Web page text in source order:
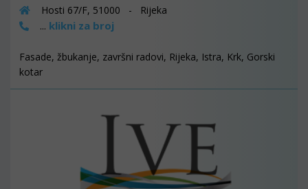
Hosti 67/F, 51000 - Rijeka
... klikni za broj
Fasade, žbukanje, završni radovi, Rijeka, Istra, Krk, Gorski
kotar